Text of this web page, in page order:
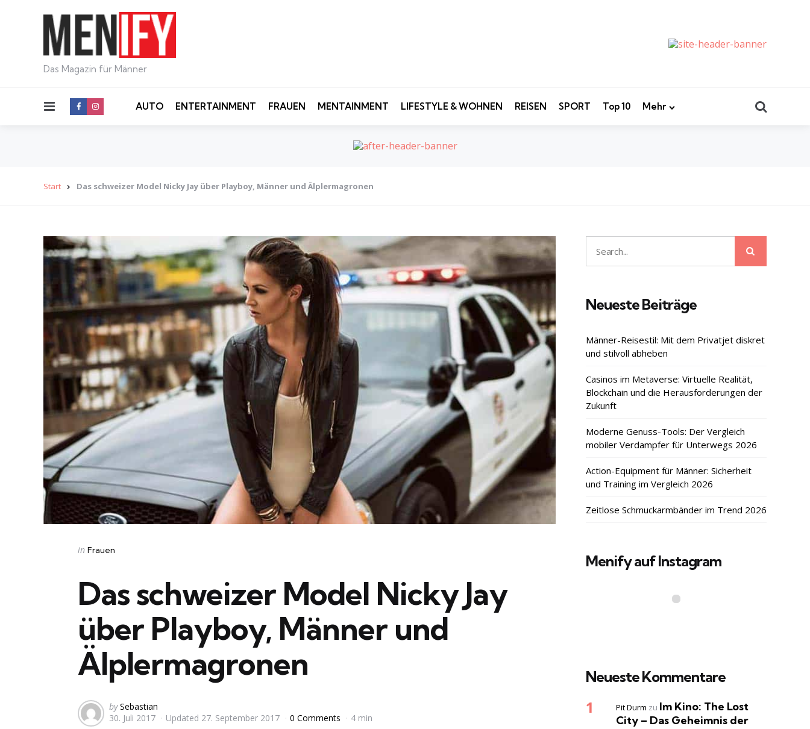
Das Magazin für Männer
Menu AUTO ENTERTAINMENT FRAUEN MENTAINMENT LIFESTYLE & WOHNEN REISEN SPORT Top 10 Mehr
Start Das schweizer Model Nicky Jay über Playboy, Männer und Älplermagronen
Categories
Posted
in Frauen
Das schweizer Model Nicky Jay
über Playboy, Männer und
Älplermagronen
Posted
by
by Sebastian
30. Juli 2017
Updated 27. September 2017 0 Comments 4 min
Search
for:
Neueste Beiträge
Männer-Reisestil: Mit dem Privatjet diskret
und stilvoll abheben
Casinos im Metaverse: Virtuelle Realität,
Blockchain und die Herausforderungen der
Zukunft
Moderne Genuss-Tools: Der Vergleich
mobiler Verdampfer für Unterwegs 2026
Action-Equipment für Männer: Sicherheit
und Training im Vergleich 2026
Zeitlose Schmuckarmbänder im Trend 2026
Menify auf Instagram
Neueste Kommentare
Pit Durm zu Im Kino: The Lost
City – Das Geheimnis der